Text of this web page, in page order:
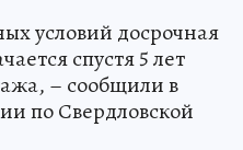
условий досрочная
спустя 5 лет
– сообщили в
по Свердловской